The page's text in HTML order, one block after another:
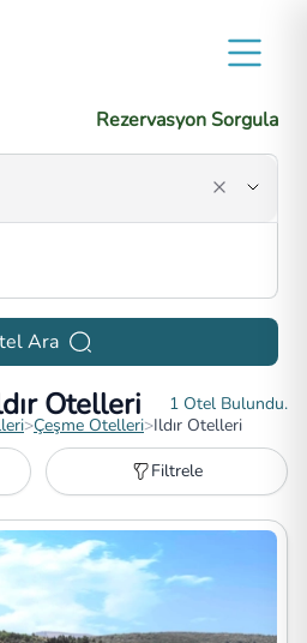
Rezervasyon Sorgula
Ara
Otelleri 1 Otel Bulundu.
>Çeşme Otelleri>Ildır Otelleri
Filtrele